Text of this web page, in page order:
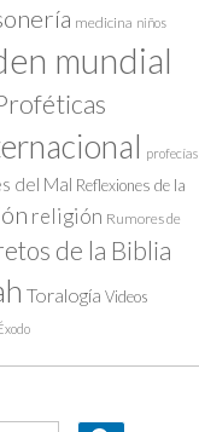
medicina niños
mundial
profecías
del Mal Reflexiones de la
religión Rumores de
de la Biblia
Toralogía Videos